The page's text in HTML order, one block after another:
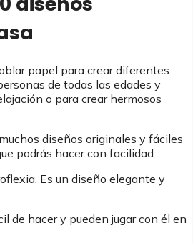
papel para crear diferentes
de todas las edades y
o para crear hermosos
diseños originales y fáciles
podrás hacer con facilidad:
Es un diseño elegante y
de hacer y pueden jugar con él en